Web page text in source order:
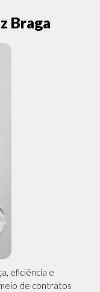
Braga
eficiência e
de contratos